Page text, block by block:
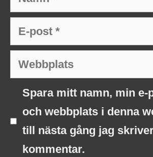
E-
post
Webbplats
Spara mitt namn, min e-
och webbplats i denna
till nästa gång jag
kommentar.